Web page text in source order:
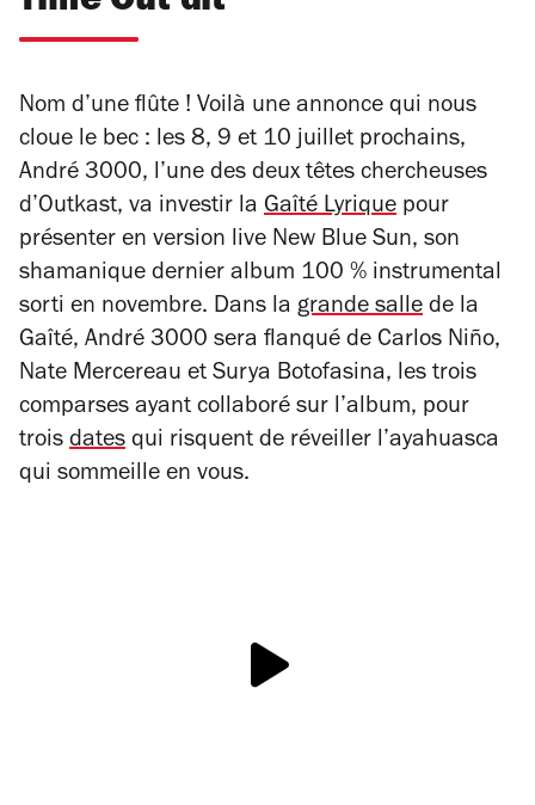
Nom d’une flûte ! Voilà une annonce qui nous
cloue le bec : les 8, 9 et 10 juillet prochains,
André 3000, l’une des deux têtes chercheuses
d’Outkast, va investir la Gaîté Lyrique pour
présenter en version live New Blue Sun, son
shamanique dernier album 100 % instrumental
sorti en novembre. Dans la grande salle de la
Gaîté, André 3000 sera flanqué de Carlos Niño,
Nate Mercereau et Surya Botofasina, les trois
comparses ayant collaboré sur l’album, pour
trois dates qui risquent de réveiller l’ayahuasca
qui sommeille en vous.